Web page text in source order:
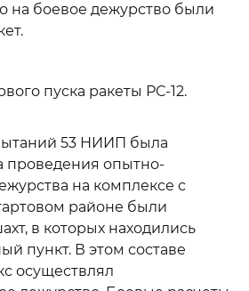
на боевое дежурство были
пуска ракеты РС-12.
53 НИИП была
проведения опытно-
на комплексе с
районе были
в которых находились
пункт. В этом составе
осуществлял